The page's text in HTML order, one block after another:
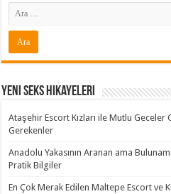
Yeni Seks Hikayeleri
Ataşehir Escort Kızları ile Mutlu Geceler
Gerekenler
Anadolu Yakasının Aranan ama
Pratik Bilgiler
En Çok Merak Edilen Maltepe Escort ve